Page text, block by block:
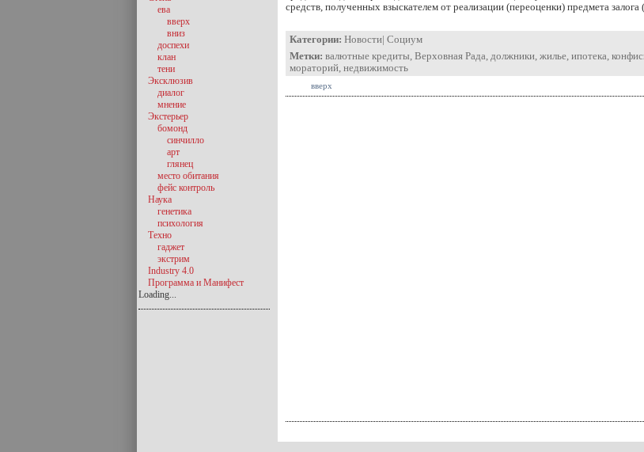
средств, полученных взыскателем от реализации (переоценки) предмета залога
Категории: Новости| Социум
Метки: валютные кредиты, Верховная Рада, должники, жилье, ипотека,
мораторий, недвижимость
вверх
ева
вверх
вниз
доспехи
клан
тени
Эксклюзив
диалог
мнение
Экстерьер
бомонд
синчилло
арт
глянец
место обитания
фейс контроль
Наука
генетика
психология
Техно
гаджет
экстрим
Industry 4.0
Программа и Манифест
Loading...